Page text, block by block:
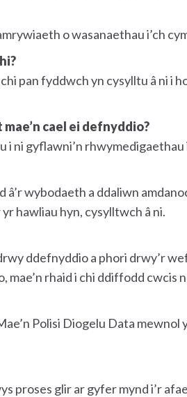
o wasanaethau i’ch
pan fyddwch yn cysylltu â ni i
cael ei defnyddio?
i ni gyflawni’n
â’r wybodaeth a ddaliwn
hawliau hyn, cysylltwch â ni.
ddefnyddio a phori drwy’r
mae’n rhaid i chi ddiffodd cwcis
Polisi Diogelu Data mewnol
proses glir ar gyfer mynd i’r